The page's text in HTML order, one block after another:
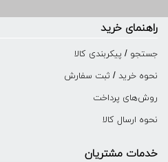
راهنمای خرید
جستجو / پیکربندی کالا
نحوه خرید / ثبت سفارش
روش‌های پرداخت
نحوه ارسال کالا
خدمات مشتریان